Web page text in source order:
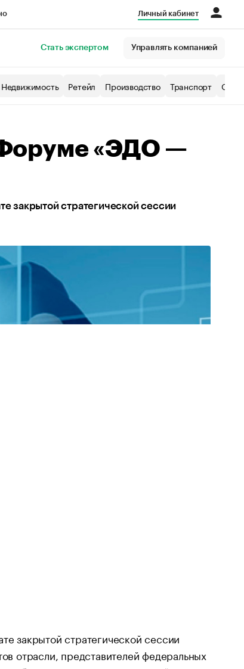
Личный кабинет
Стать экспертом Управлять компанией
Недвижимость Ретейл Производство Транспорт
Форуме «ЭДО —
закрытой стратегической сессии
закрытой стратегической сессии
отрасли, представителей федеральных